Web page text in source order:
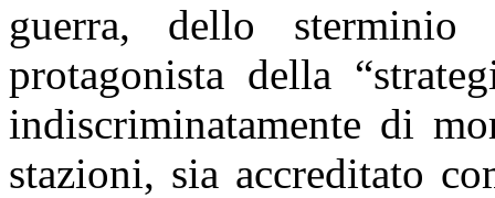
guerra, dello
protagonista della
indiscriminatamente di
stazioni, sia accreditato